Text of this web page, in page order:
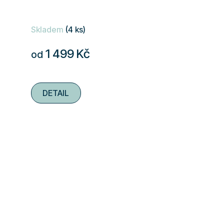
Skladem (4 ks)
od 1 499 Kč
DETAIL